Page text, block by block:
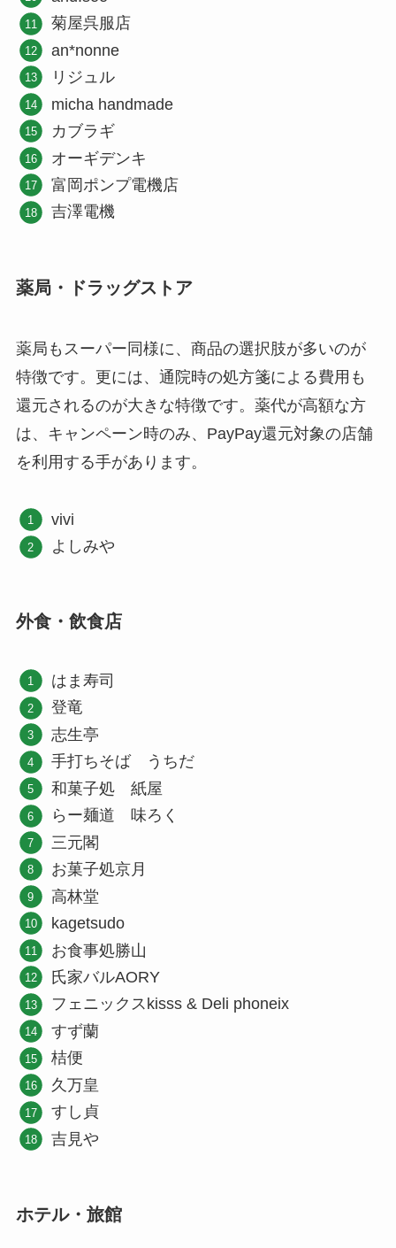
菊屋呉服店
an*nonne
リジュル
micha handmade
カブラギ
オーギデンキ
富岡ポンプ電機店
吉澤電機
薬局・ドラッグストア
薬局もスーパー同様に、商品の選択肢が多いのが
特徴です。更には、通院時の処方箋による費用も
還元されるのが大きな特徴です。薬代が高額な方
は、キャンペーン時のみ、PayPay還元対象の店舗
を利用する手があります。
vivi
よしみや
外食・飲食店
はま寿司
登竜
志生亭
手打ちそば うちだ
和菓子処 紙屋
らー麺道 味ろく
三元閣
お菓子処京月
高林堂
kagetsudo
お食事処勝山
氏家バルAORY
フェニックスkisss & Deli phoneix
すず蘭
桔便
久万皇
すし貞
吉見や
ホテル・旅館